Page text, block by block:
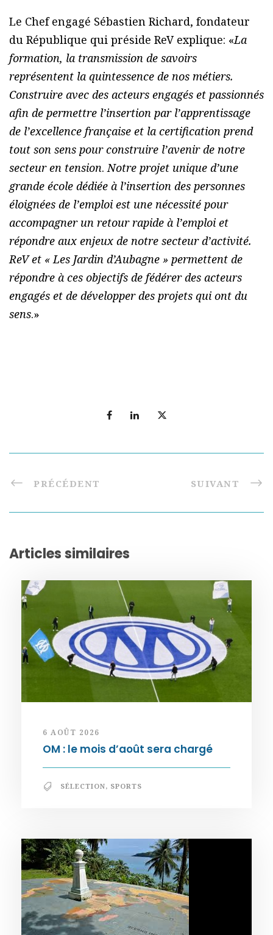
Le Chef engagé Sébastien Richard, fondateur
du République qui préside ReV explique: «La
formation, la transmission de savoirs
représentent la quintessence de nos métiers.
Construire avec des acteurs engagés et passionnés
afin de permettre l’insertion par l’apprentissage
de l’excellence française et la certification prend
tout son sens pour construire l’avenir de notre
secteur en tension. Notre projet unique d’une
grande école dédiée à l’insertion des personnes
éloignées de l’emploi est une nécessité pour
accompagner un retour rapide à l’emploi et
répondre aux enjeux de notre secteur d’activité.
ReV et « Les Jardin d’Aubagne » permettent de
répondre à ces objectifs de fédérer des acteurs
engagés et de développer des projets qui ont du
sens.»
PRÉCÉDENT SUIVANT
Articles similaires
6 AOÛT 2026
OM : le mois d’août sera chargé
SÉLECTION, SPORTS